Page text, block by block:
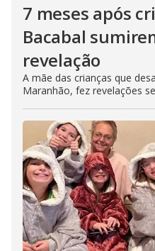
7 meses após
Bacabal
revelação
A mãe das crianças que
Maranhão, fez revelações